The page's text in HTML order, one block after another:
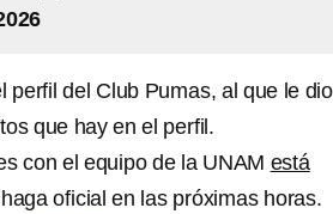
perfil del Club Pumas, al que le dio
que hay en el perfil.
con el equipo de la UNAM está
oficial en las próximas horas.